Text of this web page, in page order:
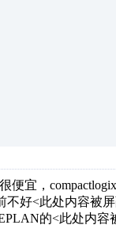
便宜，
不好<此处内容
的<此处内